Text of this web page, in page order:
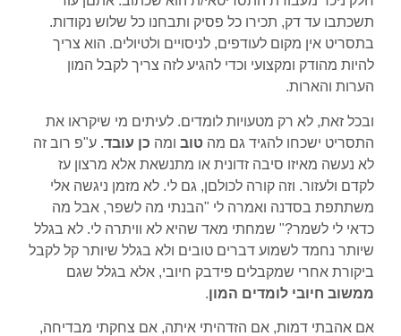
תשכתבו עד דק, תכירו כל פסיק ותבחנו כל שלוש נקודות.
בתסריט אין מקום לעודפים, לניסויים ולטיולים. הוא צריך
להיות מהודק ומקצועי וכדי להגיע לזה צריך לקבל המון
הערות והארות.
ובכל זאת, לא רק מטעויות לומדים. לעיתים מי שיקראו את
התסריט ישכחו להגיד גם מה טוב ומה כן עובד. ע"פ רוב זה
לא נעשה מאיזו סיבה זדונית או מתנשאת אלא מרצון עז
לקדם ולעזור. וזה קורה לכולםן, גם לי. לא מזמן ניגשה אלי
משתתפת בסדנה ואמרה לי "הבנתי מה לשפר, אבל מה
כדאי לי לשמר?" שמחתי מאד שהיא לא וויתרה לי. לא בגלל
שיותר נחמד לשמוע דברים טובים ולא בגלל שיותר קל לקבל
ביקורת אחרי שמקבלים פידבק חיובי, אלא בגלל שגם
ממשוב חיובי לומדים המון.
אם אהבתי דמות, אם הזדהיתי איתה, אם צחקתי מבדיחה,